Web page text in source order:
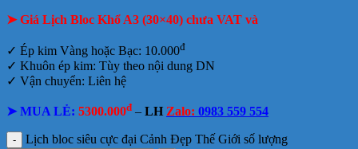
➤ Giá Lịch Bloc Khổ A3 (30×40) chưa VAT và
✓ Ép kim Vàng hoặc Bạc: 10.000đ
✓ Khuôn ép kim: Tùy theo nội dung DN
✓ Vận chuyển: Liên hệ
➤ MUA LẺ: 5300.000đ – LH Zalo: 0983 559 554
Lịch bloc siêu cực đại Cảnh Đẹp Thế Giới số lượng